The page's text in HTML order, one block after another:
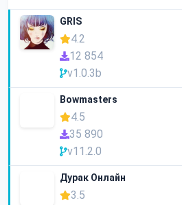
GRIS
4.2
12 854
v1.0.3b
Bowmasters
4.5
35 890
v11.2.0
Дурак Онлайн
3.5